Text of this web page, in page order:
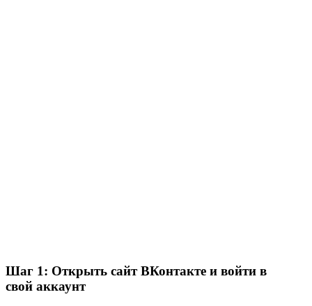
Шаг 1: Открыть сайт ВКонтакте и войти в
свой аккаунт